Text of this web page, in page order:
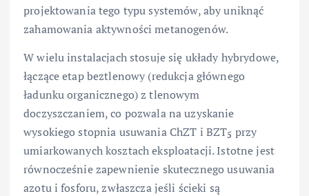
projektowania tego typu systemów, aby uniknąć
zahamowania aktywności metanogenów.
W wielu instalacjach stosuje się układy hybrydowe,
łączące etap beztlenowy (redukcja głównego
ładunku organicznego) z tlenowym
doczyszczaniem, co pozwala na uzyskanie
wysokiego stopnia usuwania ChZT i BZT5 przy
umiarkowanych kosztach eksploatacji. Istotne jest
równocześnie zapewnienie skutecznego usuwania
azotu i fosforu, zwłaszcza jeśli ścieki są